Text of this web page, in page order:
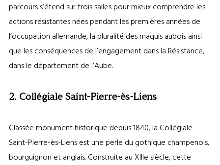
parcours s’étend sur trois salles pour mieux comprendre les
actions résistantes nées pendant les premières années de
l’occupation allemande, la pluralité des maquis aubois ainsi
que les conséquences de l’engagement dans la Résistance,
dans le département de l’Aube.
2. Collégiale Saint-Pierre-ès-Liens
Classée monument historique depuis 1840, la Collégiale
Saint-Pierre-ès-Liens est une perle du gothique champenois,
bourguignon et anglais. Construite au XIIIe siècle, cette